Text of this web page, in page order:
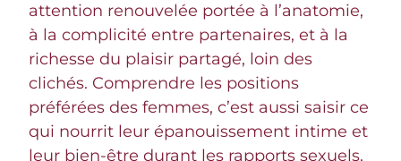
attention renouvelée portée à l’anatomie,
à la complicité entre partenaires, et à la
richesse du plaisir partagé, loin des
clichés. Comprendre les positions
préférées des femmes, c’est aussi saisir ce
qui nourrit leur épanouissement intime et
leur bien-être durant les rapports sexuels.